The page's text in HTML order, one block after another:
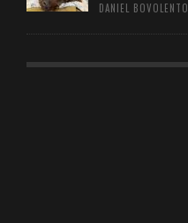
DANIEL BOVOLENTO